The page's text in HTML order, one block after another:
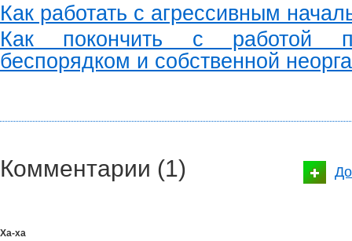
Как работать с агрессивным
Как покончить c работой
беспорядком и собственной
Комментарии (1)
Ха-ха